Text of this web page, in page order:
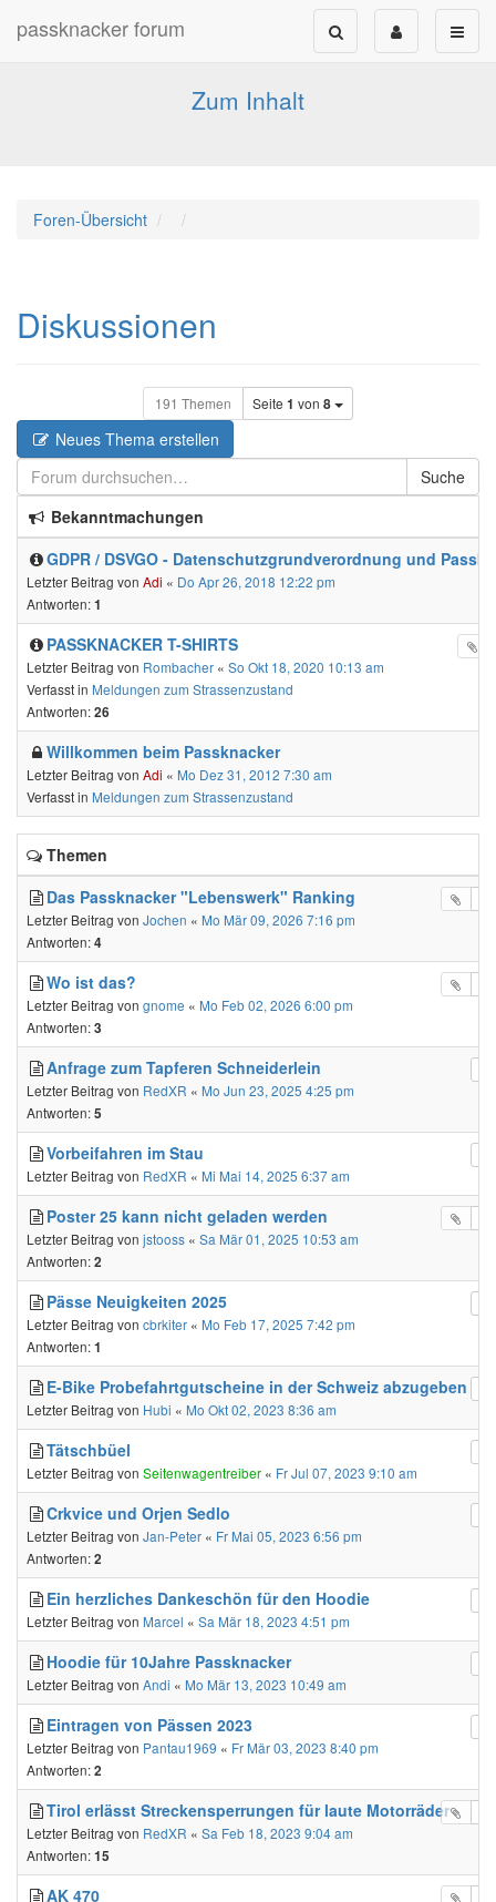
passknacker forum
Forum für alle Pässe- und Tourenfahrer
Zum Inhalt
Foren-Übersicht
Diskussionen
191 Themen Seite 1 von 8
Neues Thema erstellen
Suche
Bekanntmachungen
GDPR / DSVGO - Datenschutzgrundverordnung und
Letzter Beitrag von Adi « Do Apr 26, 2018 12:22 pm
Antworten:1
PASSKNACKER T-SHIRTS
Letzter Beitrag von Rombacher « So Okt 18, 2020 10:13 am
Verfasst in Meldungen zum Strassenzustand
Antworten:26
Willkommen beim Passknacker
Letzter Beitrag von Adi « Mo Dez 31, 2012 7:30 am
Verfasst in Meldungen zum Strassenzustand
Themen
Das Passknacker "Lebenswerk" Ranking
Letzter Beitrag von Jochen « Mo Mär 09, 2026 7:16 pm
Antworten:4
Wo ist das?
Letzter Beitrag von gnome « Mo Feb 02, 2026 6:00 pm
Antworten:3
Anfrage zum Tapferen Schneiderlein
Letzter Beitrag von RedXR « Mo Jun 23, 2025 4:25 pm
Antworten:5
Vorbeifahren im Stau
Letzter Beitrag von RedXR « Mi Mai 14, 2025 6:37 am
Poster 25 kann nicht geladen werden
Letzter Beitrag von jstooss « Sa Mär 01, 2025 10:53 am
Antworten:2
Pässe Neuigkeiten 2025
Letzter Beitrag von cbrkiter « Mo Feb 17, 2025 7:42 pm
Antworten:1
E-Bike Probefahrtgutscheine in der Schweiz abzugeben
Letzter Beitrag von Hubi « Mo Okt 02, 2023 8:36 am
Tätschbüel
Letzter Beitrag von Seitenwagentreiber « Fr Jul 07, 2023 9:10 am
Crkvice und Orjen Sedlo
Letzter Beitrag von Jan-Peter « Fr Mai 05, 2023 6:56 pm
Antworten:2
Ein herzliches Dankeschön für den Hoodie
Letzter Beitrag von Marcel « Sa Mär 18, 2023 4:51 pm
Hoodie für 10Jahre Passknacker
Letzter Beitrag von Andi « Mo Mär 13, 2023 10:49 am
Eintragen von Pässen 2023
Letzter Beitrag von Pantau1969 « Fr Mär 03, 2023 8:40 pm
Antworten:2
Tirol erlässt Streckensperrungen für laute Motorräder
Letzter Beitrag von RedXR « Sa Feb 18, 2023 9:04 am
Antworten:15
AK 470